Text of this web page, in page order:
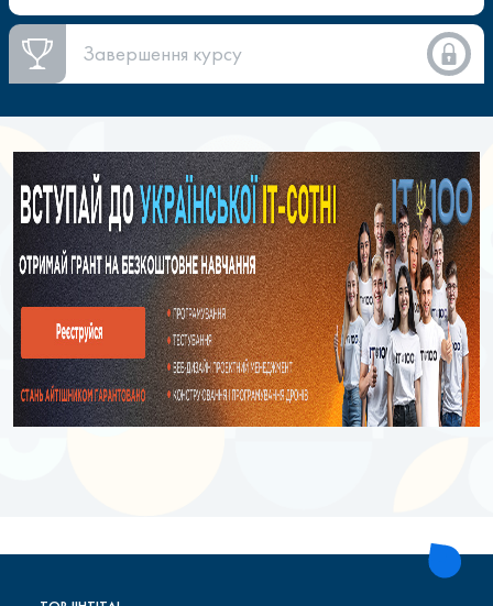
Завершення курсу